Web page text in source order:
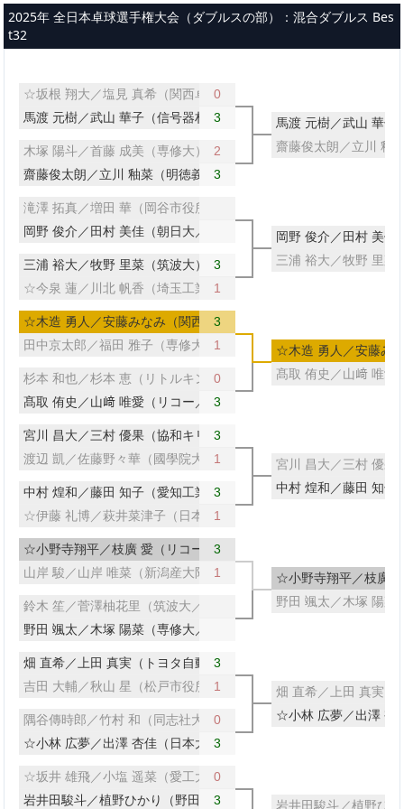
メインコンテンツへスキップ
2025年 全日本卓球選手権大会（ダブルスの部）：混合ダブルス Bes
t32
☆坂根 翔大／塩見 真希（関西卓球アカデミー／サンリツ）
0
馬渡 元樹／武山 華子（信号器材／中央大）
3
木塚 陽斗／首藤 成美（専修大）
2
齋藤俊太朗／立川 釉菜（明徳義塾中・高）
3
滝澤 拓真／増田 華（岡谷市役所／國學院大）
岡野 俊介／田村 美佳（朝日大／十六フィナンシャルグループ）
三浦 裕大／牧野 里菜（筑波大）
3
☆今泉 蓮／川北 帆香（埼玉工業大／中央大）
1
☆木造 勇人／安藤みなみ（関西卓球アカデミー／トップおとめピ
3
田中京太郎／福田 雅子（専修大）1
杉本 和也／杉本 恵（リトルキングス／小田原市役所）
0
髙取 侑史／山﨑 唯愛（リコー／サンリツ）
3
宮川 昌大／三村 優果（協和キリン／サンリツ）
3
渡辺 凱／佐藤野々華（國學院大／新潟産大附高）
1
中村 煌和／藤田 知子（愛知工業大）
3
☆伊藤 礼博／萩井菜津子（日本大）
1
☆小野寺翔平／枝廣 愛（リコー／中央大）
3
山岸 駿／山岸 唯菜（新潟産大附高）
1
鈴木 笙／菅澤柚花里（筑波大／デンソー）
野田 颯太／木塚 陽菜（専修大／神戸松蔭女子学院大）
畑 直希／上田 真実（トヨタ自動車／豊田自動織機）
3
吉田 大輔／秋山 星（松戸市役所）1
隅谷傳時郎／竹村 和（同志社大）0
☆小林 広夢／出澤 杏佳（日本大／専修大）
3
☆坂井 雄飛／小塩 遥菜（愛工大名電高／トップおとめピンポンズ
0
岩井田駿斗／植野ひかり（野田学園中／ 岩国商業高）
3
馬渡 元樹／武山 華子
齋藤俊太朗／立川 釉
岡野 俊介／田村 美佳
三浦 裕大／牧野 里菜
☆木造 勇人／安藤み
髙取 侑史／山﨑 唯愛
宮川 昌大／三村 優果
中村 煌和／藤田 知子
☆小野寺翔平／枝廣
野田 颯太／木塚 陽菜
畑 直希／上田 真実（
☆小林 広夢／出澤 杏
岩井田駿斗／植野ひ